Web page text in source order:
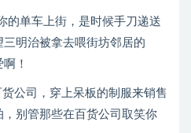
的单车上街，是时候手刀递送
明治被拿去喂街坊邻居的
！
公司，穿上呆板的制服来销售
别管那些在百货公司取笑你